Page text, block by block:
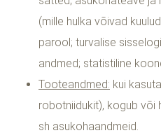
(mille hulka võivad
parool; turvalise
andmed; statistiline
Tooteandmed: kui
robotniidukit), kogub või
sh asukohaandmeid.